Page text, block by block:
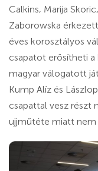
Calkins, Marija
Zaborowska
éves korosztályos
csapatot erősítheti a
magyar válogatott
Kump Alíz és
csapattal vesz részt
ujjműtéte miatt nem